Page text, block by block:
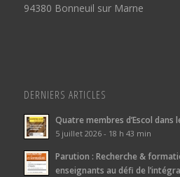
94380 Bonneuil sur Marne
DERNIERS ARTICLES
Quatre membres d’Escol dans
5 juillet 2026 - 18 h 43 min
Parution : Recherche &
enseignants au défi de